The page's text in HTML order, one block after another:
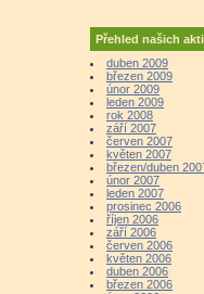
Přehled našich
duben 2009
březen 2009
únor 2009
leden 2009
rok 2008
září 2007
červen 2007
květen 2007
březen/duben
únor 2007
leden 2007
prosinec 2006
říjen 2006
září 2006
červen 2006
květen 2006
duben 2006
březen 2006